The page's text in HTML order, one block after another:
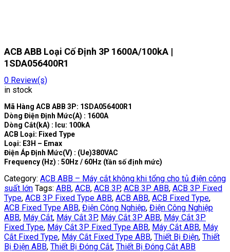
ACB ABB Loại Cố Định 3P 1600A/100kA |
1SDA056400R1
0 Review(s)
in stock
Mã Hàng ACB ABB 3P: 1SDA056400R1
Dòng Điện Định Mức(A) : 1600A
Dòng Cắt(kA) : Icu: 100kA
ACB Loại: Fixed Type
Loại: E3H – Emax
Điện Áp Định Mức(V) : (Ue)380VAC
Frequency (Hz) : 50Hz / 60Hz (tần số định mức)
Category: ACB ABB – Máy cắt không khi tổng cho tủ điện công
suất lớn Tags: ABB, ACB, ACB 3P, ACB 3P ABB, ACB 3P Fixed
Type, ACB 3P Fixed Type ABB, ACB ABB, ACB Fixed Type,
ACB Fixed Type ABB, Điện Công Nghiệp, Điện Công Nghiệp
ABB, Máy Cắt, Máy Cắt 3P, Máy Cắt 3P ABB, Máy Cắt 3P
Fixed Type, Máy Cắt 3P Fixed Type ABB, Máy Cắt ABB, Máy
Cắt Fixed Type, Máy Cắt Fixed Type ABB, Thiết Bị Điện, Thiết
Bị Điện ABB, Thiết Bị Đóng Cắt, Thiết Bị Đóng Cắt ABB